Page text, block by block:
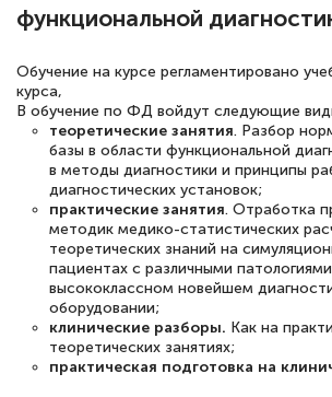
12 марта 2026
вежливое сопровождение!
понятно! Проходила
квалификации. Ещё раз -
Елена Петрикс
Знаток города 5 уровня
11 марта 2026
Всем добрый день! Я прошла
повышени каалификации по
функциональной
Обучение на курсе регламентировано
курса,
В обучение по ФД войдут следующие
теоретические занятия. Разбор
базы в области функциональной
в методы диагностики и принципы
диагностических установок;
практические занятия. Отработка
методик медико-статистических
теоретических знаний на
пациентах с различными
высококлассном новейшем
оборудовании;
клинические разборы. Как на
теоретических занятиях;
практическая подготовка на